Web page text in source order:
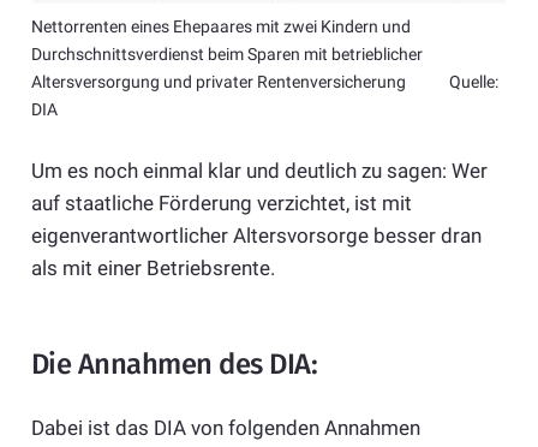
Nettorrenten eines Ehepaares mit zwei Kindern und
Durchschnittsverdienst beim Sparen mit betrieblicher
Altersversorgung und privater Rentenversicherung Quelle:
DIA
Um es noch einmal klar und deutlich zu sagen: Wer
auf staatliche Förderung verzichtet, ist mit
eigenverantwortlicher Altersvorsorge besser dran
als mit einer Betriebsrente.
Die Annahmen des DIA:
Dabei ist das DIA von folgenden Annahmen